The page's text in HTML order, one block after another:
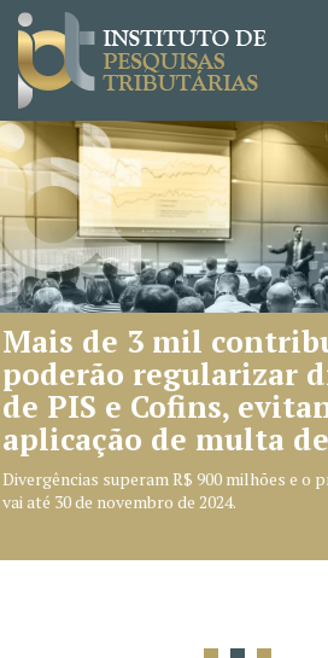
mil contribuintes
evitando a
de multa de ofício
R$ 900 milhões e o prazo para
de 2024.